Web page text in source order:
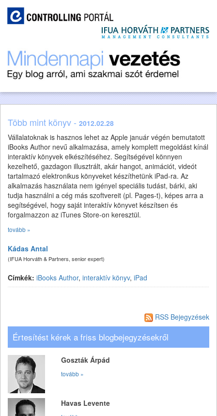
Több mint könyv - 2012.02.28
Vállalatoknak is hasznos lehet az Apple január végén bemutatott
iBooks Author nevű alkalmazása, amely komplett megoldást kínál
interaktív könyvek elkészítéséhez. Segítségével könnyen
kezelhető, gazdagon illusztrált, akár hangot, animációt, videót
tartalmazó elektronikus könyveket készíthetünk iPad-ra. Az
alkalmazás használata nem igényel speciális tudást, bárki, aki
tudja használni a cég más szoftvereit (pl. Pages-t), képes arra a
segítségével, hogy saját interaktív könyvet készítsen és
forgalmazzon az iTunes Store-on keresztül.
tovább »
Kádas Antal
(IFUA Horváth & Partners, senior expert)
Címkék: iBooks Author, interaktív könyv, iPad
RSS Bejegyzések
Értesítést kérek a friss blogbejegyzésekről
Goszták Árpád
tovább »
Havas Levente